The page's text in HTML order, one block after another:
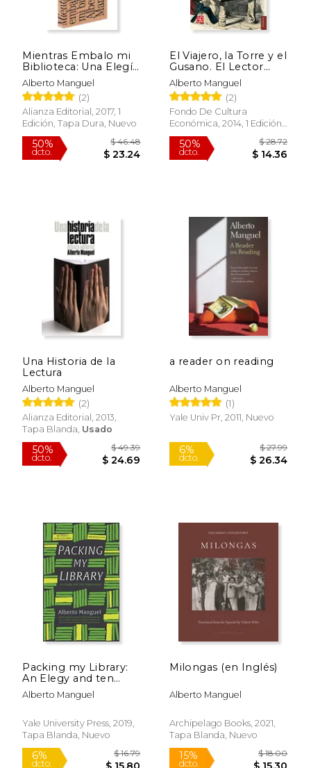
50%
Mientras Embalo mi
Biblioteca: Una Elegía
y Diez Digresiones
Alberto Manguel
(2)
Alianza Editorial, 2017, 1
Edición, Tapa Dura, Nuevo
50%
dcto. $ 23.24
El Viajero, la Torre y el
Gusano. El Lector
Como Metáfora
Alberto Manguel
(2)
Fondo De Cultura
Económica, 2014, 1 Edición,
Tapa Blanda, Nuevo
50%
dcto.
Una Historia de la
Lectura
Alberto Manguel
(2)
Alianza Editorial, 2013,
Tapa Blanda, Usado
a reader on reading
Alberto Manguel
(1)
Yale Univ Pr, 2011, Nuevo
Packing my Library:
An Elegy and ten
Digressions (en
Inglés)
Alberto Manguel
Yale University Press, 2019,
Tapa Blanda, Nuevo
Milongas (en Inglés)
Alberto Manguel
Archipelago Books, 2021,
Tapa Blanda, Nuevo